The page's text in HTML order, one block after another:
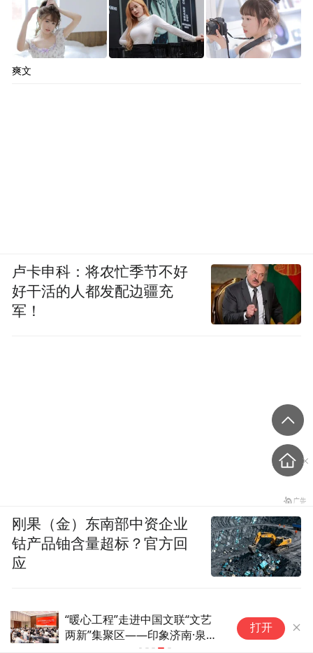
“暖心工程”走进中国文联“文艺
两新”集聚区——印象济南·泉世
打开
爽文
卢卡申科：将农忙季节不好
好干活的人都发配边疆充
军！
刚果（金）东南部中资企业
钴产品铀含量超标？官方回
应